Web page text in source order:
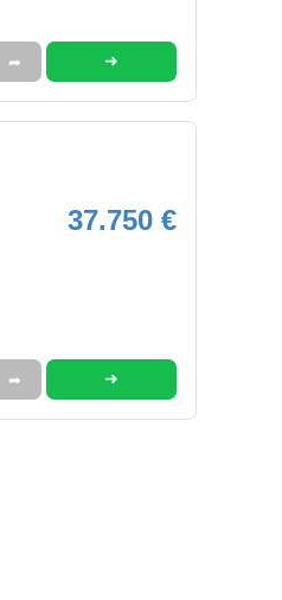
➦ ➜
37.750 €
➦ ➜